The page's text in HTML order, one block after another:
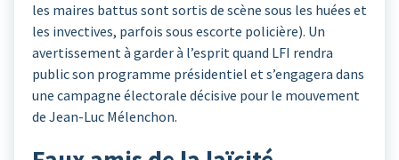
les maires battus sont sortis de scène sous les huées et
les invectives, parfois sous escorte policière). Un
avertissement à garder à l’esprit quand LFI rendra
public son programme présidentiel et s’engagera dans
une campagne électorale décisive pour le mouvement
de Jean-Luc Mélenchon.